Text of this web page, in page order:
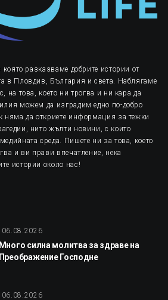
разказваме добрите истории от
в Пловдив, България и света. Наблягаме
на това, което ни трогва и ни кара да
можем да изградим едно по-добро
няма да откриете информация за тежки
нито жълти новини, с които
среда. Пишете ни за това, което
и ви прави впечатление, нека
истории около нас!
06.08.2026
Много силна молитва за здраве на
Преображение Господне
06.08.2026